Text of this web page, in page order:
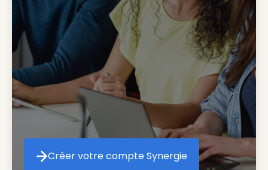
Créer votre compte Synergie
Créer votre compte Synergie